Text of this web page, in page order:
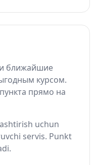
ближайшие
курсом.
прямо на
uchun
servis. Punkt